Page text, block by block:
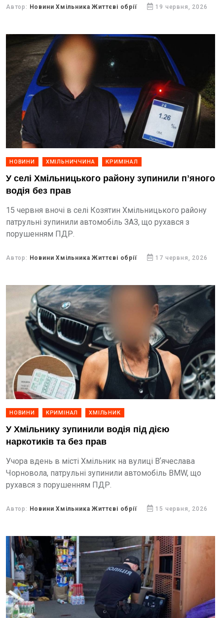
Автор: Новини Хмільника Життєві обрії 19 червня, 2026
НОВИНИ ХМІЛЬНИЧЧИНА КРИМІНАЛ
У селі Хмільницького району зупинили пʼяного
водія без прав
15 червня вночі в селі Козятин Хмільницького району
патрульні зупинили автомобіль ЗАЗ, що рухався з
порушенням ПДР.
Автор: Новини Хмільника Життєві обрії 17 червня, 2026
НОВИНИ КРИМІНАЛ ХМІЛЬНИК
У Хмільнику зупинили водія під дією
наркотиків та без прав
Учора вдень в місті Хмільник на вулиці Вʼячеслава
Чорновола, патрульні зупинили автомобіль BMW, що
рухався з порушенням ПДР.
Автор: Новини Хмільника Життєві обрії 15 червня, 2026